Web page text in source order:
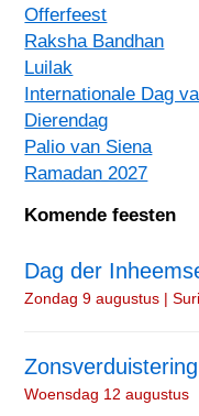
Offerfeest
Raksha Bandhan
Luilak
Internationale Dag
Dierendag
Palio van Siena
Ramadan 2027
Komende feesten
Dag der
Zondag 9 augustus |
Zonsverduistering
Woensdag 12 augustus